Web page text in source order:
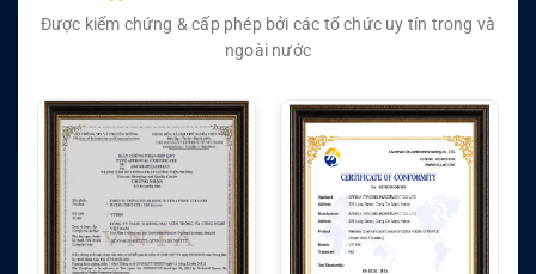
Được kiểm chứng & cấp phép bởi các tổ chức uy tín trong và
ngoài nước